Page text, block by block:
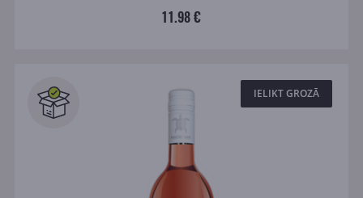
11.98 €
IELIKT GROZĀ